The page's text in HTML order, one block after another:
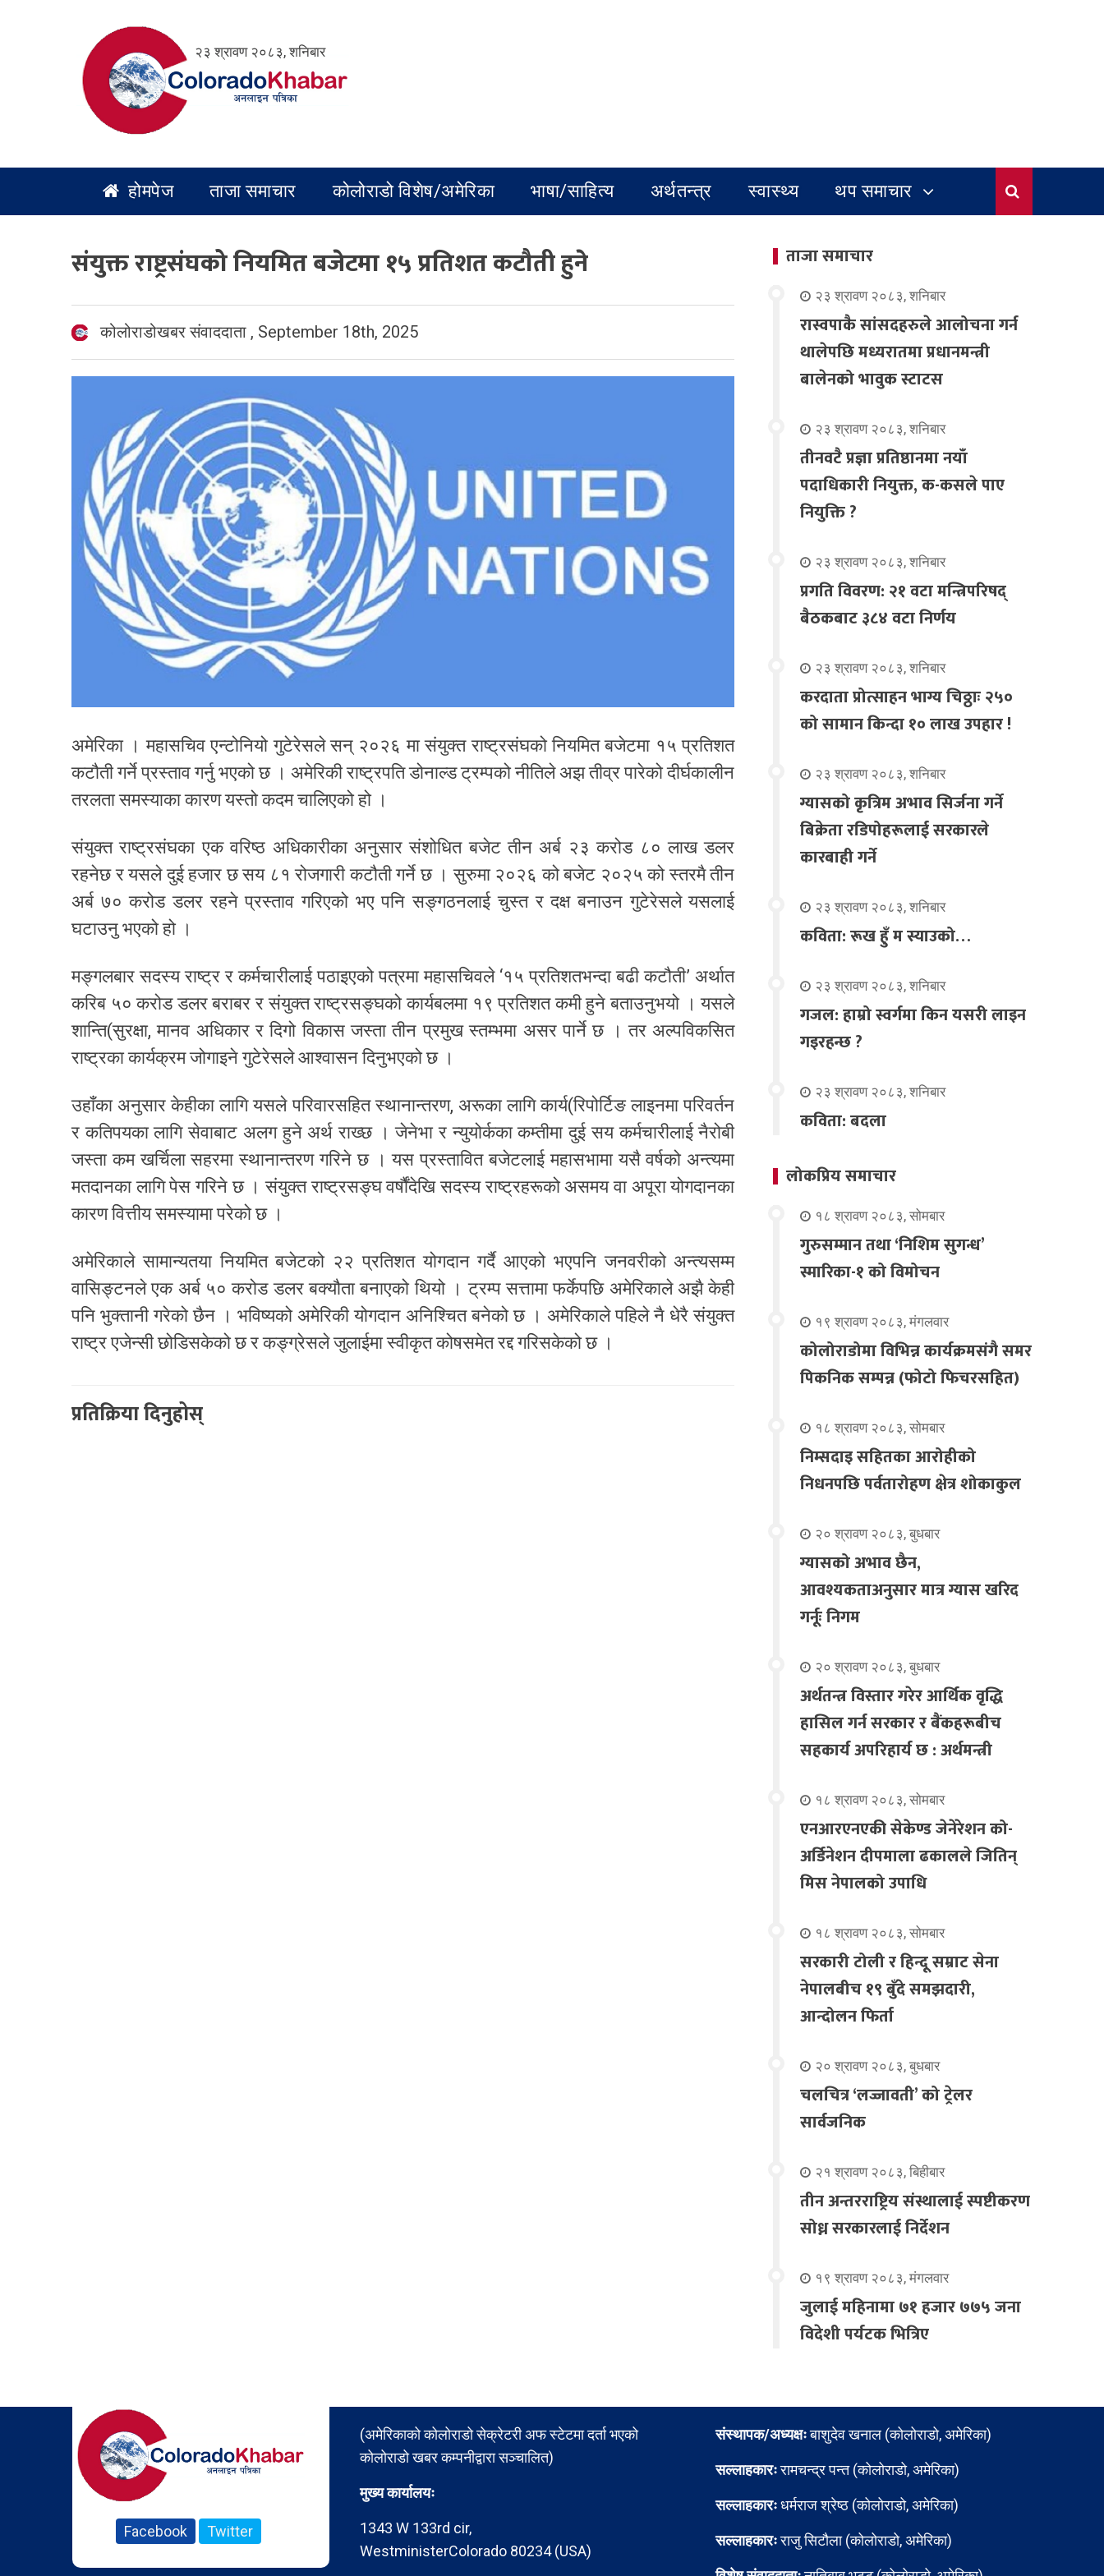
२३ श्रावण २०८३, शनिबार
होमपेज ताजा समाचार कोलोराडो विशेष/अमेरिका भाषा/साहित्य अर्थतन्त्र स्वास्थ्य थप समाचार
संयुक्त राष्ट्रसंघको नियमित बजेटमा १५ प्रतिशत कटौती हुने
कोलोराडोखबर संवाददाता , September 18th, 2025
अमेरिका । महासचिव एन्टोनियो गुटेरेसले सन् २०२६ मा संयुक्त राष्ट्रसंघको नियमित बजेटमा १५ प्रतिशत
कटौती गर्ने प्रस्ताव गर्नु भएको छ । अमेरिकी राष्ट्रपति डोनाल्ड ट्रम्पको नीतिले अझ तीव्र पारेको दीर्घकालीन
तरलता समस्याका कारण यस्तो कदम चालिएको हो ।
संयुक्त राष्ट्रसंघका एक वरिष्ठ अधिकारीका अनुसार संशोधित बजेट तीन अर्ब २३ करोड ८० लाख डलर
रहनेछ र यसले दुई हजार छ सय ८१ रोजगारी कटौती गर्ने छ । सुरुमा २०२६ को बजेट २०२५ को स्तरमै तीन
अर्ब ७० करोड डलर रहने प्रस्ताव गरिएको भए पनि सङ्गठनलाई चुस्त र दक्ष बनाउन गुटेरेसले यसलाई
घटाउनु भएको हो ।
मङ्गलबार सदस्य राष्ट्र र कर्मचारीलाई पठाइएको पत्रमा महासचिवले ‘१५ प्रतिशतभन्दा बढी कटौती’ अर्थात
करिब ५० करोड डलर बराबर र संयुक्त राष्ट्रसङ्घको कार्यबलमा १९ प्रतिशत कमी हुने बताउनुभयो । यसले
शान्ति(सुरक्षा, मानव अधिकार र दिगो विकास जस्ता तीन प्रमुख स्तम्भमा असर पार्ने छ । तर अल्पविकसित
राष्ट्रका कार्यक्रम जोगाइने गुटेरेसले आश्वासन दिनुभएको छ ।
उहाँका अनुसार केहीका लागि यसले परिवारसहित स्थानान्तरण, अरूका लागि कार्य(रिपोर्टिङ लाइनमा परिवर्तन
र कतिपयका लागि सेवाबाट अलग हुने अर्थ राख्छ । जेनेभा र न्युयोर्कका कम्तीमा दुई सय कर्मचारीलाई नैरोबी
जस्ता कम खर्चिला सहरमा स्थानान्तरण गरिने छ । यस प्रस्तावित बजेटलाई महासभामा यसै वर्षको अन्त्यमा
मतदानका लागि पेस गरिने छ । संयुक्त राष्ट्रसङ्घ वर्षौंदेखि सदस्य राष्ट्रहरूको असमय वा अपूरा योगदानका
कारण वित्तीय समस्यामा परेको छ ।
अमेरिकाले सामान्यतया नियमित बजेटको २२ प्रतिशत योगदान गर्दै आएको भएपनि जनवरीको अन्त्यसम्म
वासिङ्टनले एक अर्ब ५० करोड डलर बक्यौता बनाएको थियो । ट्रम्प सत्तामा फर्केपछि अमेरिकाले अझै केही
पनि भुक्तानी गरेको छैन । भविष्यको अमेरिकी योगदान अनिश्चित बनेको छ । अमेरिकाले पहिले नै धेरै संयुक्त
राष्ट्र एजेन्सी छोडिसकेको छ र कङ्ग्रेसले जुलाईमा स्वीकृत कोषसमेत रद्द गरिसकेको छ ।
प्रतिक्रिया दिनुहोस्
ताजा समाचार
२३ श्रावण २०८३, शनिबार
रास्वपाकै सांसदहरुले आलोचना गर्न
थालेपछि मध्यरातमा प्रधानमन्त्री
बालेनको भावुक स्टाटस
२३ श्रावण २०८३, शनिबार
तीनवटै प्रज्ञा प्रतिष्ठानमा नयाँ
पदाधिकारी नियुक्त, क-कसले पाए
नियुक्ति ?
२३ श्रावण २०८३, शनिबार
प्रगति विवरण: २१ वटा मन्त्रिपरिषद्
बैठकबाट ३८४ वटा निर्णय
२३ श्रावण २०८३, शनिबार
करदाता प्रोत्साहन भाग्य चिठ्ठाः २५०
को सामान किन्दा १० लाख उपहार !
२३ श्रावण २०८३, शनिबार
ग्यासको कृत्रिम अभाव सिर्जना गर्ने
बिक्रेता रडिपोहरूलाई सरकारले
कारबाही गर्ने
२३ श्रावण २०८३, शनिबार
कविता: रूख हुँ म स्याउको…
२३ श्रावण २०८३, शनिबार
गजल: हाम्रो स्वर्गमा किन यसरी लाइन
गइरहन्छ ?
२३ श्रावण २०८३, शनिबार
कविता: बदला
लोकप्रिय समाचार
१८ श्रावण २०८३, सोमबार
गुरुसम्मान तथा ‘निशिम सुगन्ध’
स्मारिका-१ को विमोचन
१९ श्रावण २०८३, मंगलवार
कोलोराडोमा विभिन्न कार्यक्रमसंगै समर
पिकनिक सम्पन्न (फोटो फिचरसहित)
१८ श्रावण २०८३, सोमबार
निम्सदाइ सहितका आरोहीको
निधनपछि पर्वतारोहण क्षेत्र शोकाकुल
२० श्रावण २०८३, बुधबार
ग्यासको अभाव छैन,
आवश्यकताअनुसार मात्र ग्यास खरिद
गर्नूः निगम
२० श्रावण २०८३, बुधबार
अर्थतन्त्र विस्तार गरेर आर्थिक वृद्धि
हासिल गर्न सरकार र बैंकहरूबीच
सहकार्य अपरिहार्य छ : अर्थमन्त्री
१८ श्रावण २०८३, सोमबार
एनआरएनएकी सेकेण्ड जेनेरेशन को-
अर्डिनेशन दीपमाला ढकालले जितिन्
मिस नेपालको उपाधि
१८ श्रावण २०८३, सोमबार
सरकारी टोली र हिन्दू सम्राट सेना
नेपालबीच १९ बुँदे समझदारी,
आन्दोलन फिर्ता
२० श्रावण २०८३, बुधबार
चलचित्र ‘लज्जावती’ को ट्रेलर
सार्वजनिक
२१ श्रावण २०८३, बिहीबार
तीन अन्तरराष्ट्रिय संस्थालाई स्पष्टीकरण
सोध्न सरकारलाई निर्देशन
१९ श्रावण २०८३, मंगलवार
जुलाई महिनामा ७१ हजार ७७५ जना
विदेशी पर्यटक भित्रिए
Facebook Twitter
(अमेरिकाको कोलोराडो सेक्रेटरी अफ स्टेटमा दर्ता भएको
कोलोराडो खबर कम्पनीद्वारा सञ्चालित)
मुख्य कार्यालयः
1343 W 133rd cir,
WestministerColorado 80234 (USA)
संस्थापक/अध्यक्षःबाशुदेव खनाल (कोलोराडो, अमेरिका)
सल्लाहकारःरामचन्द्र पन्त (कोलोराडो, अमेरिका)
सल्लाहकारःधर्मराज श्रेष्ठ (कोलोराडो, अमेरिका)
सल्लाहकारःराजु सिटौला (कोलोराडो, अमेरिका)